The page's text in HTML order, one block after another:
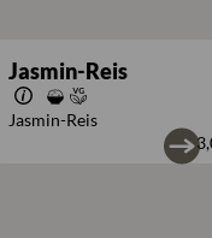
Jasmin-Reis
Jasmin-Reis